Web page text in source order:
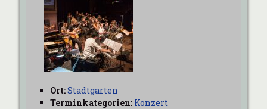
Ort:Stadtgarten
Terminkategorien: Konzert